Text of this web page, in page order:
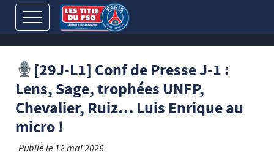
[29J-L1] Conf de Presse J-1 :
Lens, Sage, trophées UNFP,
Chevalier, Ruiz… Luis Enrique au
micro !
Publié le12 mai 2026